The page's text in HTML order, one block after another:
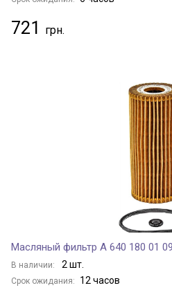
721
Масляный фильтр A 640 180 01 09
В наличии: 2 шт.
Срок ожидания: 12 часов